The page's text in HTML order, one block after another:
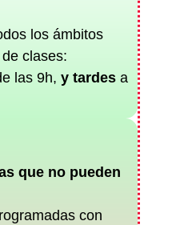
los ámbitos
clases:
las 9h, y tardesa
que no pueden
con